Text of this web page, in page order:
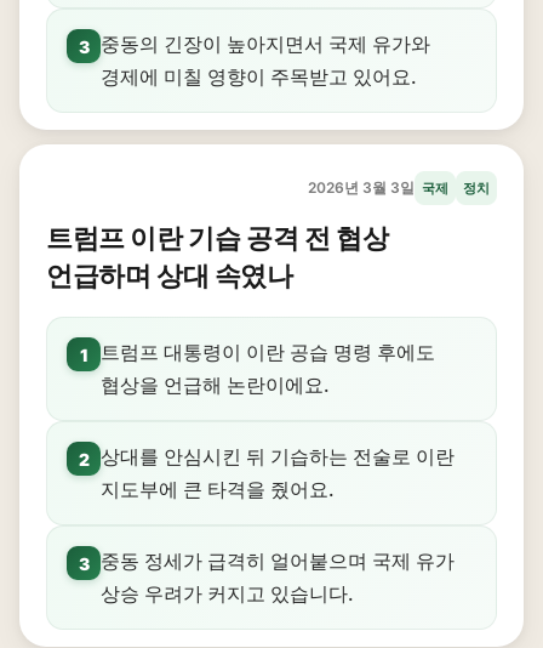
3
중동의 긴장이 높아지면서 국제 유가와
경제에 미칠 영향이 주목받고 있어요.
2026년 3월 3일 국제 정치
트럼프 이란 기습 공격 전 협상
언급하며 상대 속였나
1
트럼프 대통령이 이란 공습 명령 후에도
협상을 언급해 논란이에요.
2 상대를 안심시킨 뒤 기습하는 전술로 이란
지도부에 큰 타격을 줬어요.
3
중동 정세가 급격히 얼어붙으며 국제 유가
상승 우려가 커지고 있습니다.